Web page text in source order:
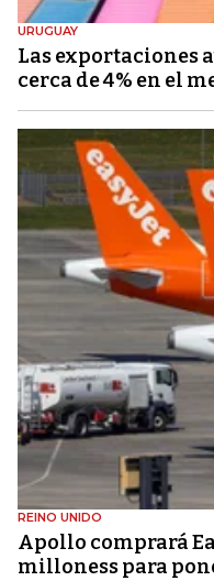
URUGUAY
Las exportaciones
cerca de 4% en el
REINO UNIDO
Apollo comprará
milloness para